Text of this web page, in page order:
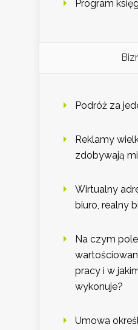
Program
Podróż za
Reklamy
zdobywają
Wirtualny
biuro, realny
Na czym
pracy i w
wykonuje?
Umowa